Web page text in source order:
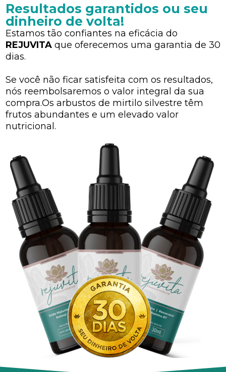
Resultados garantidos ou seu
dinheiro de volta!
Estamos tão confiantes na eficácia do
REJUVITA que oferecemos uma garantia de 30
dias.
Se você não ficar satisfeita com os resultados,
nós reembolsaremos o valor integral da sua
compra.Os arbustos de mirtilo silvestre têm
frutos abundantes e um elevado valor
nutricional.